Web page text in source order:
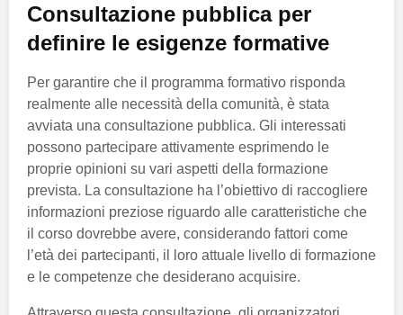
Consultazione pubblica per
definire le esigenze formative
Per garantire che il programma formativo risponda
realmente alle necessità della comunità, è stata
avviata una consultazione pubblica. Gli interessati
possono partecipare attivamente esprimendo le
proprie opinioni su vari aspetti della formazione
prevista. La consultazione ha l’obiettivo di raccogliere
informazioni preziose riguardo alle caratteristiche che
il corso dovrebbe avere, considerando fattori come
l’età dei partecipanti, il loro attuale livello di formazione
e le competenze che desiderano acquisire.